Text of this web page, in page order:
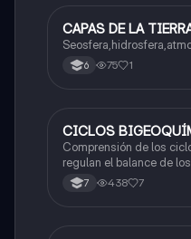
Biologia
CAPAS DE LA
6 75 1
Biologia
CICLOS
Comprensión de los
regulan el balance de
7 438 7